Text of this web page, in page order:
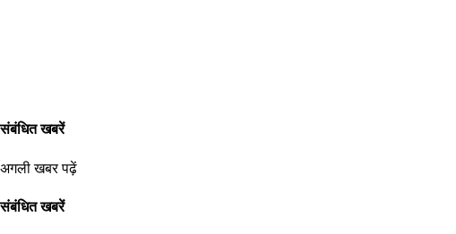
संबंधित खबरें
अगली खबर पढ़ें
संबंधित खबरें